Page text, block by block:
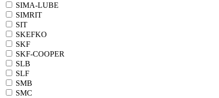
SIMA-LUBE
SIMRIT
SIT
SKEFKO
SKF
SKF-COOPER
SLB
SLF
SMB
SMC